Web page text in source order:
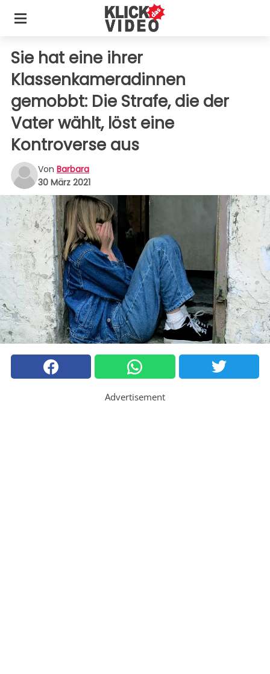
Sie hat eine ihrer
Klassenkameradinnen
gemobbt: Die Strafe, die der
Vater wählt, löst eine
Kontroverse aus
Von Barbara
30 März 2021
Advertisement